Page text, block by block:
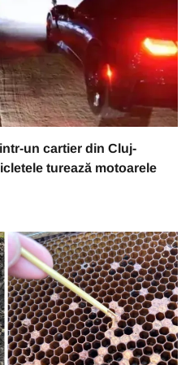
un cartier din Cluj-
turează motoarele